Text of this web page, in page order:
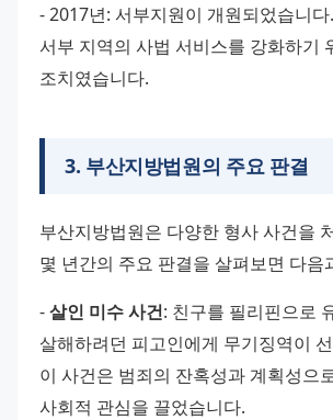
- 2017년: 서부지원이 개원되었습니
서부 지역의 사법 서비스를 강화하기
조치였습니다.
3. 부산지방법원의 주요 판결
부산지방법원은 다양한 형사 사건을
몇 년간의 주요 판결을 살펴보면 다음
- 살인 미수 사건: 친구를 필리핀으로
살해하려던 피고인에게 무기징역이
이 사건은 범죄의 잔혹성과 계획성으
사회적 관심을 끌었습니다.